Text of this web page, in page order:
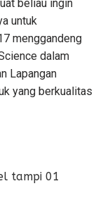
beliau ingin
untuk
menggandeng
dalam
Lapangan
yang berkualitas